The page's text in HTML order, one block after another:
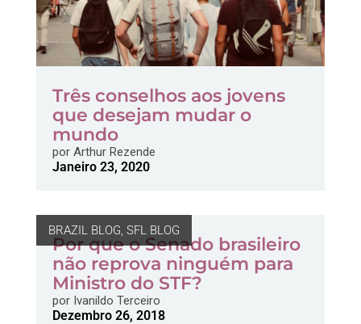
Três conselhos aos jovens
que desejam mudar o
mundo
porArthur Rezende
Janeiro 23, 2020
BRAZIL BLOG, SFL BLOG
Por que o Senado brasileiro
não reprova ninguém para
Ministro do STF?
porIvanildo Terceiro
Dezembro 26, 2018